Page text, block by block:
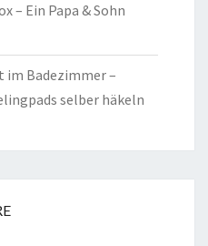
– Ein Papa & Sohn
im Badezimmer –
selber häkeln